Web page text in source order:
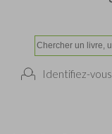
Identifiez-vous